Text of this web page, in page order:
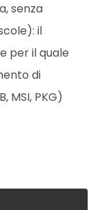
senza
il
per il quale
di
MSI, PKG)